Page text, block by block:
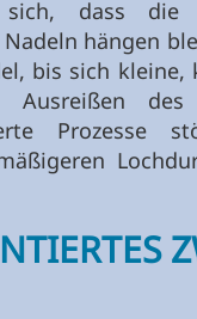
sich, dass die
hängen
bis sich kleine,
Ausreißen